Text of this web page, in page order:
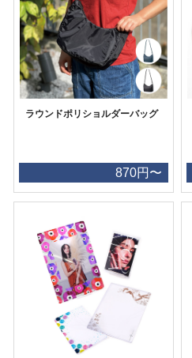
ラウンドポリショルダーバッグ
870円〜